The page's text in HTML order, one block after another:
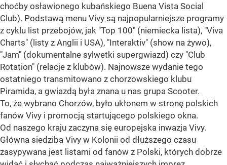
choćby osławionego kubańskiego Buena Vista Social
Club). Podstawą menu Vivy są najpopularniejsze programy
z cyklu list przebojów, jak "Top 100" (niemiecka lista), "Viva
Charts" (listy z Anglii i USA), "Interaktiv" (show na żywo),
"Jam" (dokumentalne sylwetki supergwiazd) czy "Club
Rotation" (relacje z klubów). Najnowsze wydanie tego
ostatniego transmitowano z chorzowskiego klubu
Piramida, a gwiazdą była znana u nas grupa Scooter.
To, że wybrano Chorzów, było ukłonem w stronę polskich
fanów Vivy i promocją startującego polskiego okna.
Od naszego kraju zaczyna się europejska inwazja Vivy.
Główna siedziba Vivy w Kolonii od dłuższego czasu
zasypywana jest listami od fanów z Polski, których dobrze